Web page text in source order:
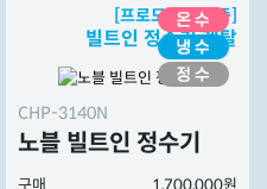
[프로모션 진행중]
빌트인 정수기 렌탈
CHP-3140N
노블 빌트인 정수기
구매
1,700,000원